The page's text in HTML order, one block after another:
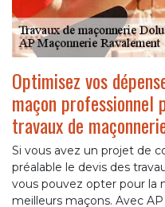
Optimisez vos
maçon professionnel
travaux de
Si vous avez un projet de
préalable le devis des
vous pouvez opter pour la
meilleurs maçons. Avec